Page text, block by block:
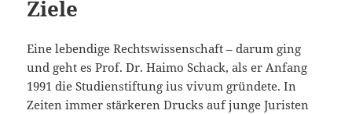
Ziele
Eine lebendige Rechtswissenschaft – darum ging
und geht es Prof. Dr. Haimo Schack, als er Anfang
1991 die Studienstiftung ius vivum gründete. In
Zeiten immer stärkeren Drucks auf junge Juristen